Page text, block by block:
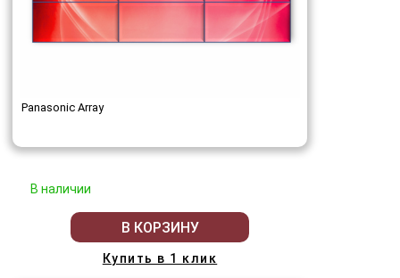
Panasonic Array
В наличии
В КОРЗИНУ
Купить в 1 клик